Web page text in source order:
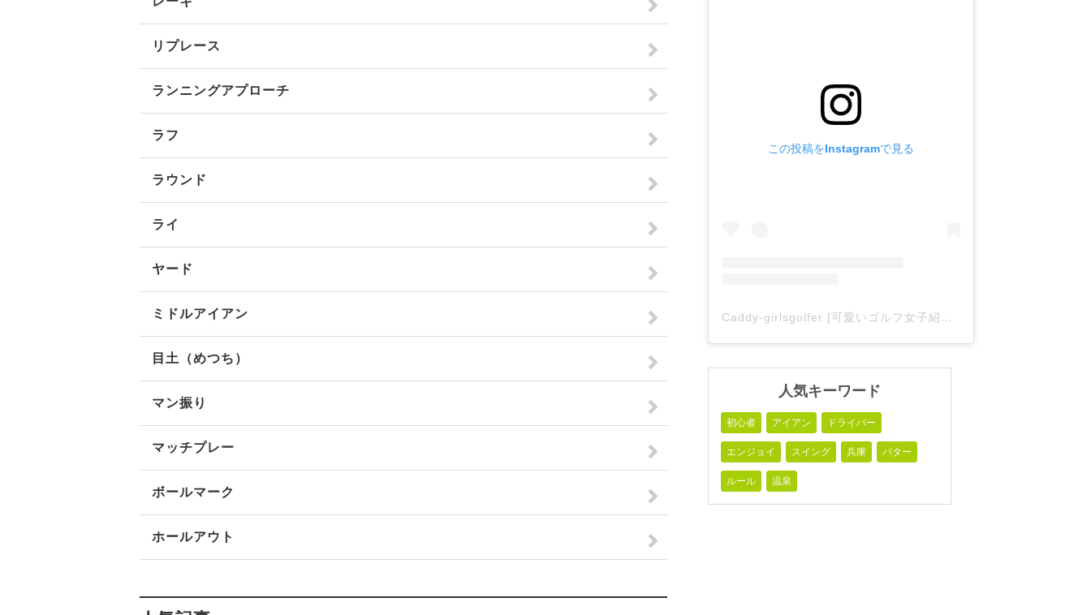
リプレース
ランニングアプローチ
ラフ
ラウンド
ライ
ヤード
ミドルアイアン
目土（めつち）
マン振り
マッチプレー
ボールマーク
ホールアウト
この投稿をInstagramで見る
Caddy-girlsgolfer [可愛いゴルフ女子紹介](@caddy_girlsgolfer)がシェアした投稿
人気キーワード
初心者 アイアン ドライバー
エンジョイ スイング 兵庫 パター
ルール 温泉